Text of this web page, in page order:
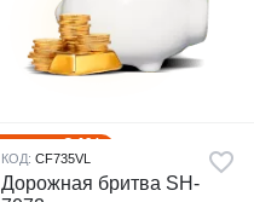
34%
КОД: CF735VL
Дорожная бритва SH-